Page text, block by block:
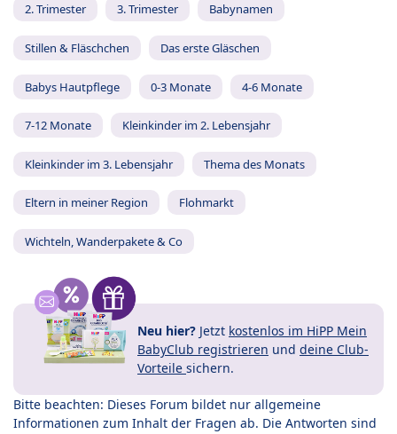
2. Trimester 3. Trimester Babynamen
Stillen & Fläschchen Das erste Gläschen
Babys Hautpflege 0-3 Monate 4-6 Monate
7-12 Monate Kleinkinder im 2. Lebensjahr
Kleinkinder im 3. Lebensjahr Thema des Monats
Eltern in meiner Region Flohmarkt
Wichteln, Wanderpakete & Co
Neu hier? Jetzt kostenlos im HiPP Mein
BabyClub registrieren und deine Club-
Vorteile sichern.
Bitte beachten: Dieses Forum bildet nur allgemeine
Informationen zum Inhalt der Fragen ab. Die Antworten sind